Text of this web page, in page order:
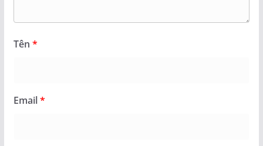
Tên *
Email*